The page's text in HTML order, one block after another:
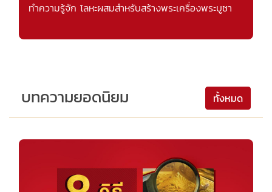
ทำความรู้จัก โลหะผสมสำหรับสร้างพระเครื่องพระบูชา
บทความยอดนิยม ทั้งหมด